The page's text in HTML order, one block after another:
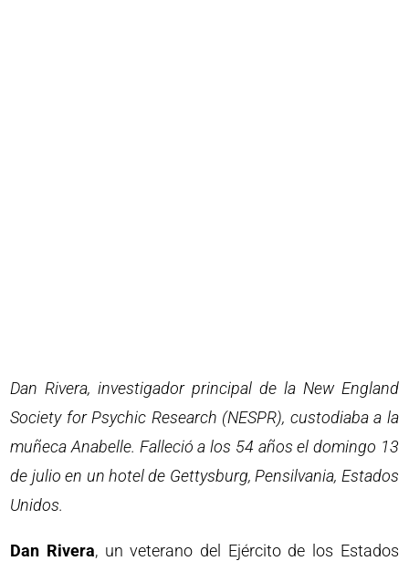
Dan Rivera, investigador principal de la New England
Society for Psychic Research (NESPR), custodiaba a la
muñeca Anabelle. Falleció a los 54 años el domingo 13
de julio en un hotel de Gettysburg, Pensilvania, Estados
Unidos.
Dan Rivera, un veterano del Ejército de los Estados